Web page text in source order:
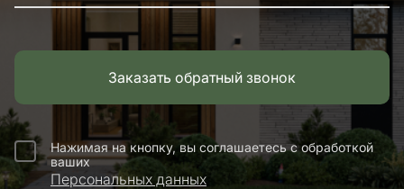
Заказать обратный звонок
Нажимая на кнопку, вы соглашаетесь с обработкой
ваших
Персональных данных